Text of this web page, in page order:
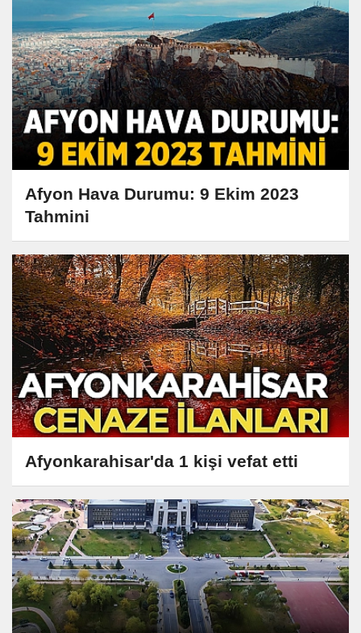
Afyon Hava Durumu: 9 Ekim 2023
Tahmini
Afyonkarahisar'da 1 kişi vefat etti